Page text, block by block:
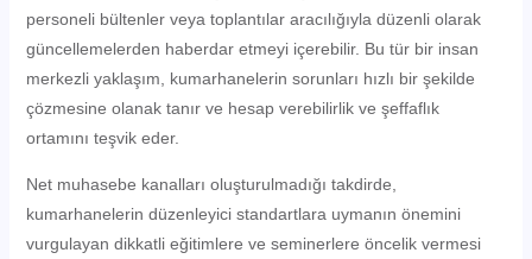
personeli bültenler veya toplantılar aracılığıyla düzenli olarak
güncellemelerden haberdar etmeyi içerebilir. Bu tür bir insan
merkezli yaklaşım, kumarhanelerin sorunları hızlı bir şekilde
çözmesine olanak tanır ve hesap verebilirlik ve şeffaflık
ortamını teşvik eder.
Net muhasebe kanalları oluşturulmadığı takdirde,
kumarhanelerin düzenleyici standartlara uymanın önemini
vurgulayan dikkatli eğitimlere ve seminerlere öncelik vermesi